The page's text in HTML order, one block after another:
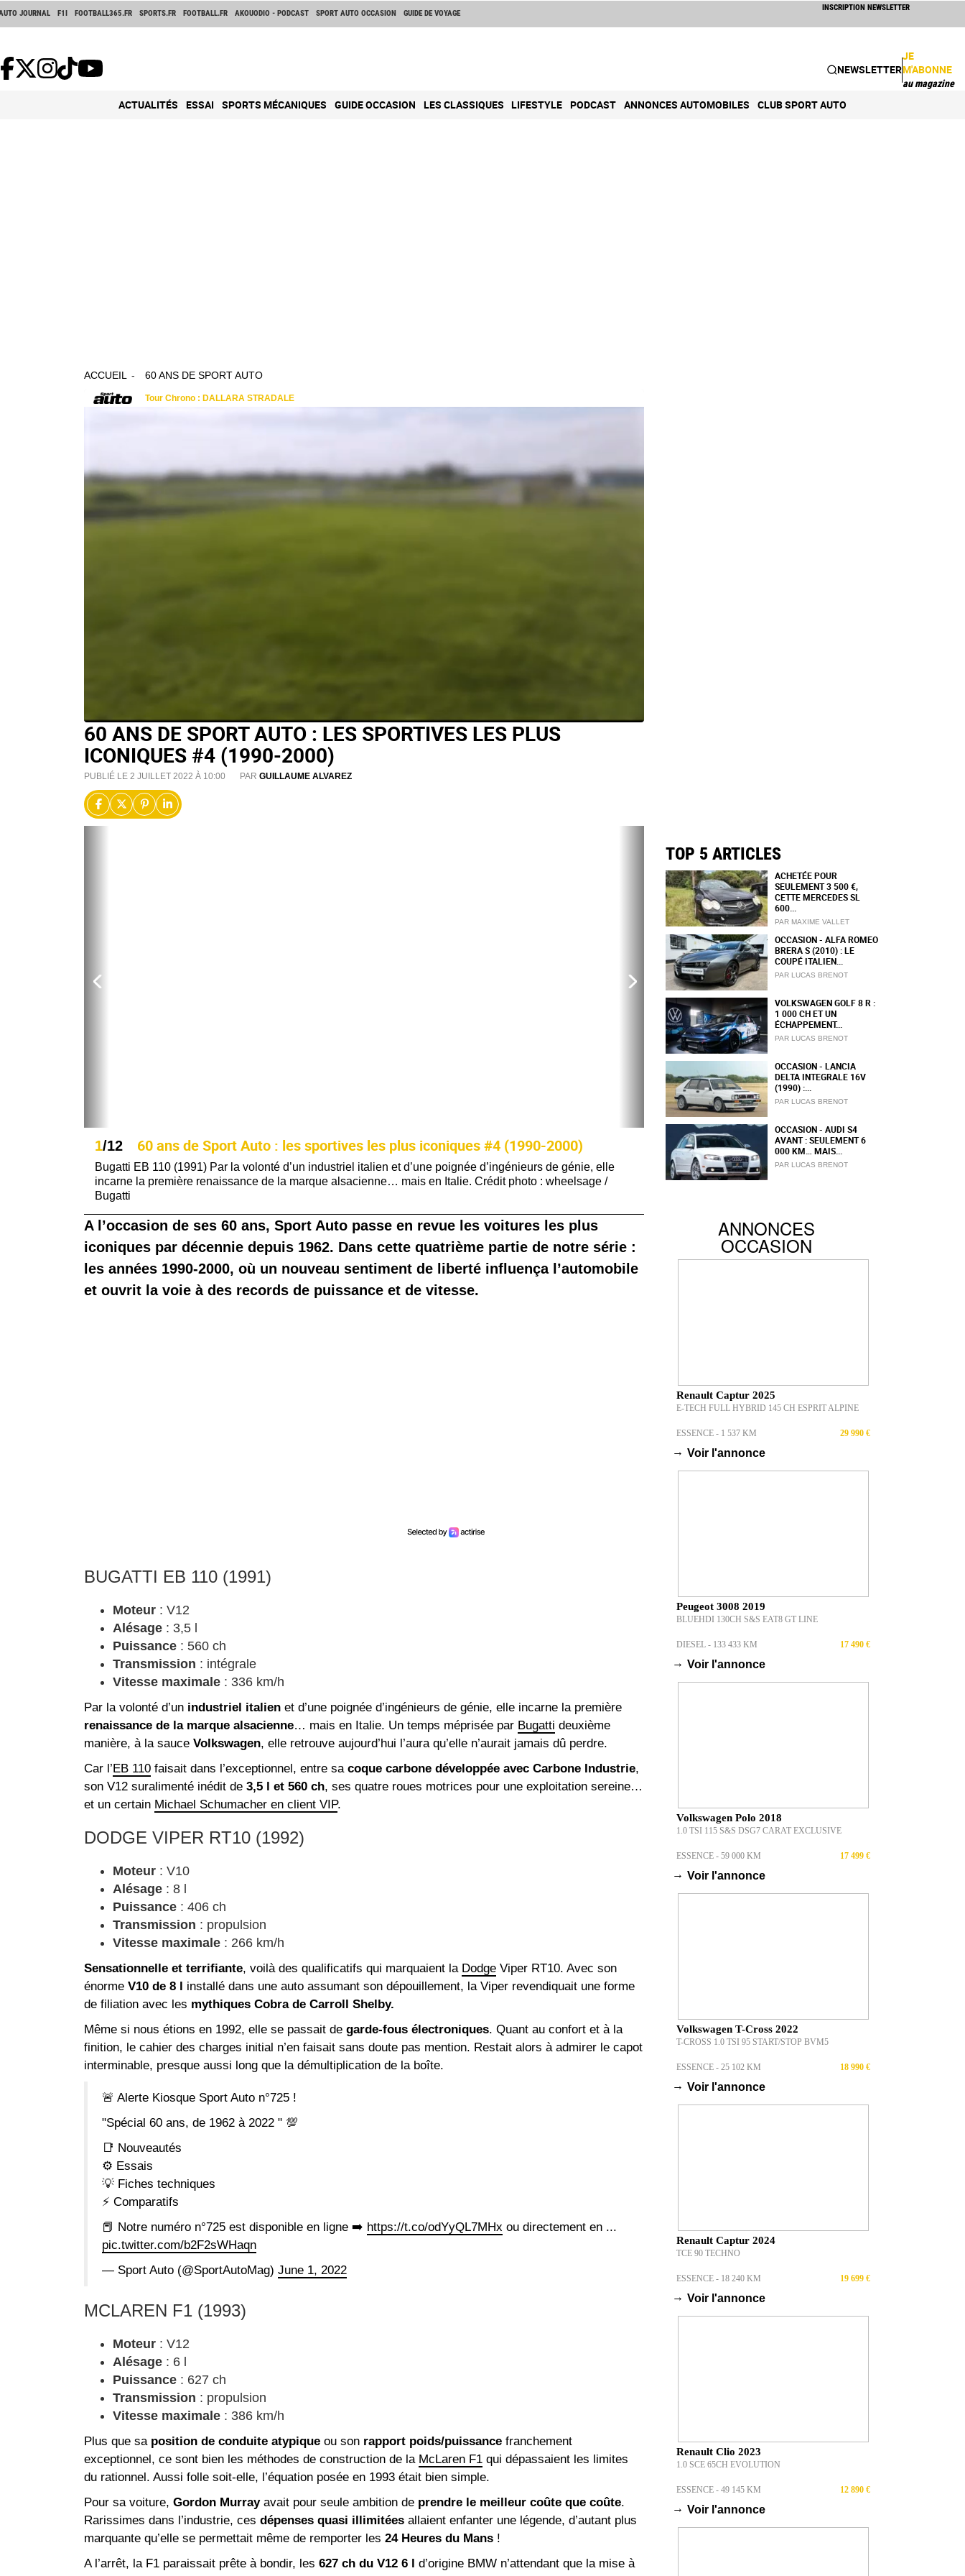
JOURNAL F1I FOOTBALL365.FR SPORTS.FR FOOTBALL.FR AKOUODIO - PODCAST SPORT AUTO OCCASION GUIDE DE VOYAGE
INSCRIPTION NEWSLETTER
NEWSLETTER
JE
M'ABONNE
au magazine
ACTUALITÉS ESSAI SPORTS MÉCANIQUES GUIDE OCCASION LES CLASSIQUES LIFESTYLE PODCAST ANNONCES AUTOMOBILES CLUB SPORT AUTO
ACCUEIL 60 ANS DE SPORT AUTO
60 ANS DE SPORT AUTO : LES SPORTIVES LES PLUS
ICONIQUES #4 (1990-2000)
PUBLIÉ LE 2 JUILLET 2022 À 10:00 PAR GUILLAUME ALVAREZ
1/12 60 ans de Sport Auto : les sportives les plus iconiques #4 (1990-2000)
Bugatti EB 110 (1991) Par la volonté d’un industriel italien et d’une poignée d’ingénieurs de génie, elle
incarne la première renaissance de la marque alsacienne… mais en Italie. Crédit photo : wheelsage /
Bugatti
A l’occasion de ses 60 ans, Sport Auto passe en revue les voitures les plus
iconiques par décennie depuis 1962. Dans cette quatrième partie de notre série :
les années 1990-2000, où un nouveau sentiment de liberté influença l’automobile
et ouvrit la voie à des records de puissance et de vitesse.
BUGATTI EB 110 (1991)
Moteur : V12
Alésage : 3,5 l
Puissance : 560 ch
Transmission : intégrale
Vitesse maximale : 336 km/h
Par la volonté d’un industriel italien et d’une poignée d’ingénieurs de génie, elle incarne la première
renaissance de la marque alsacienne… mais en Italie. Un temps méprisée par Bugatti deuxième
manière, à la sauce Volkswagen, elle retrouve aujourd’hui l’aura qu’elle n’aurait jamais dû perdre.
Car l’EB 110 faisait dans l’exceptionnel, entre sa coque carbone développée avec Carbone Industrie,
son V12 suralimenté inédit de 3,5 l et 560 ch, ses quatre roues motrices pour une exploitation sereine…
et un certain Michael Schumacher en client VIP.
DODGE VIPER RT10 (1992)
Moteur : V10
Alésage : 8 l
Puissance : 406 ch
Transmission : propulsion
Vitesse maximale : 266 km/h
Sensationnelle et terrifiante, voilà des qualificatifs qui marquaient la Dodge Viper RT10. Avec son
énorme V10 de 8 l installé dans une auto assumant son dépouillement, la Viper revendiquait une forme
de filiation avec les mythiques Cobra de Carroll Shelby.
Même si nous étions en 1992, elle se passait de garde-fous électroniques. Quant au confort et à la
finition, le cahier des charges initial n’en faisait sans doute pas mention. Restait alors à admirer le capot
interminable, presque aussi long que la démultiplication de la boîte.
🚨 Alerte Kiosque Sport Auto n°725 !
"Spécial 60 ans, de 1962 à 2022 " 💯
📑 Nouveautés
⚙️ Essais
💡 Fiches techniques
⚡ Comparatifs
📕 Notre numéro n°725 est disponible en ligne ➡️ https://t.co/odYyQL7MHx ou directement en ...
pic.twitter.com/b2F2sWHaqn
— Sport Auto (@SportAutoMag) June 1, 2022
MCLAREN F1 (1993)
Moteur : V12
Alésage : 6 l
Puissance : 627 ch
Transmission : propulsion
Vitesse maximale : 386 km/h
Plus que sa position de conduite atypique ou son rapport poids/puissance franchement
exceptionnel, ce sont bien les méthodes de construction de la McLaren F1 qui dépassaient les limites
du rationnel. Aussi folle soit-elle, l’équation posée en 1993 était bien simple.
Pour sa voiture, Gordon Murrayavait pour seule ambition de prendre le meilleur coûte que coûte.
Rarissimes dans l’industrie, ces dépenses quasi illimitées allaient enfanter une légende, d’autant plus
marquante qu’elle se permettait même de remporter les 24 Heures du Mans !
A l’arrêt, la F1 paraissait prête à bondir, les 627 ch du V12 6 l d’origine BMW n’attendant que la mise à
TOP 5 ARTICLES
ACHETÉE POUR
SEULEMENT 3 500 €,
CETTE MERCEDES SL
600...
PAR MAXIME VALLET
OCCASION - ALFA ROMEO
BRERA S (2010) : LE
COUPÉ ITALIEN...
PAR LUCAS BRENOT
VOLKSWAGEN GOLF 8 R :
1 000 CH ET UN
ÉCHAPPEMENT...
PAR LUCAS BRENOT
OCCASION - LANCIA
DELTA INTEGRALE 16V
(1990) :...
PAR LUCAS BRENOT
OCCASION - AUDI S4
AVANT : SEULEMENT 6
000 KM… MAIS...
PAR LUCAS BRENOT
ANNONCES
OCCASION
Renault Captur 2025
E-TECH FULL HYBRID 145 CH ESPRIT ALPINE
ESSENCE - 1 537 KM 29 990 €
→ Voir l'annonce
Peugeot 3008 2019
BLUEHDI 130CH S&S EAT8 GT LINE
DIESEL - 133 433 KM 17 490 €
→ Voir l'annonce
Volkswagen Polo 2018
1.0 TSI 115 S&S DSG7 CARAT EXCLUSIVE
ESSENCE - 59 000 KM 17 499 €
→ Voir l'annonce
Volkswagen T-Cross 2022
T-CROSS 1.0 TSI 95 START/STOP BVM5
ESSENCE - 25 102 KM 18 990 €
→ Voir l'annonce
Renault Captur 2024
TCE 90 TECHNO
ESSENCE - 18 240 KM 19 699 €
→ Voir l'annonce
Renault Clio 2023
1.0 SCE 65CH EVOLUTION
ESSENCE - 49 145 KM 12 890 €
→ Voir l'annonce